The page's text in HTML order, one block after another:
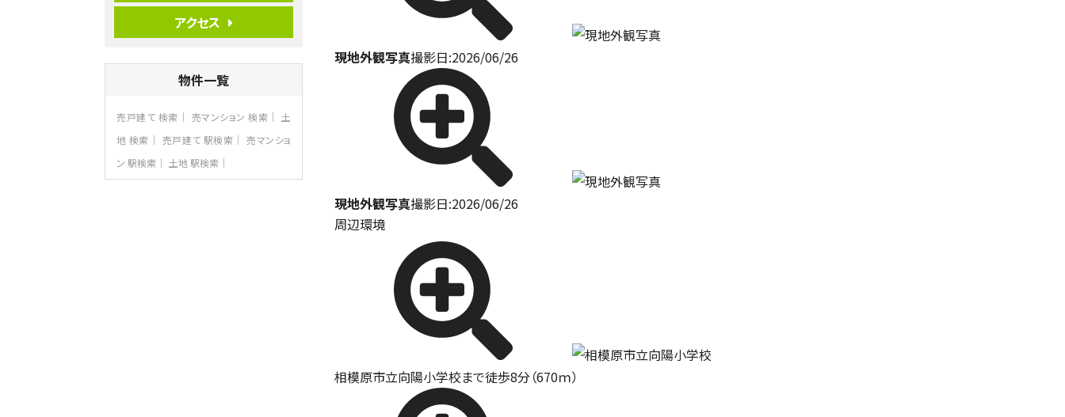
並列2台駐…
4ＬＤＫ
さがみ野駅
る広さ…
第8位
3,598万円
4ＬＤＫ
アクセス
物件一覧
売戸建て 検索 売マンション 検索
土
地 検索
売戸建て 駅検索
売マンショ
ン 駅検索
土地 駅検索
現地外観写真撮影日:2026/06/26
現地外観写真撮影日:2026/06/26
周辺環境
相模原市立向陽小学校まで徒歩8分（670ｍ）